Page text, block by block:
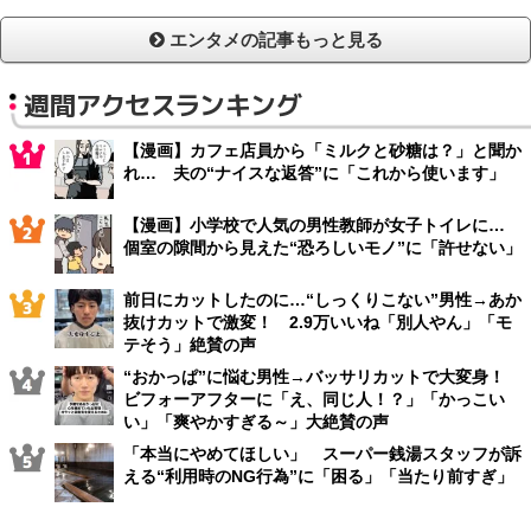
エンタメの記事もっと見る
週間アクセスランキング
【漫画】カフェ店員から「ミルクと砂糖は？」と聞か
れ… 夫の“ナイスな返答”に「これから使います」
【漫画】小学校で人気の男性教師が女子トイレに…
個室の隙間から見えた“恐ろしいモノ”に「許せない」
前日にカットしたのに…“しっくりこない”男性→あか
抜けカットで激変！ 2.9万いいね「別人やん」「モ
テそう」絶賛の声
“おかっぱ”に悩む男性→バッサリカットで大変身！
ビフォーアフターに「え、同じ人！？」「かっこい
い」「爽やかすぎる～」大絶賛の声
「本当にやめてほしい」 スーパー銭湯スタッフが訴
える“利用時のNG行為”に「困る」「当たり前すぎ」